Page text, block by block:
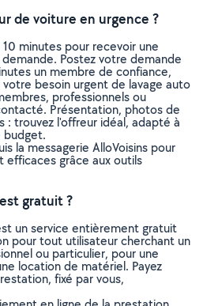
de voiture en urgence ?
minutes pour recevoir une
Postez votre demande
un membre de confiance,
besoin urgent de lavage auto
professionnels ou
Présentation, photos de
: trouvez l'offreur idéal, adapté à
la messagerie AlloVoisins pour
efficaces grâce aux outils
gratuit ?
un service entièrement gratuit
pour tout utilisateur cherchant un
ou particulier, pour une
location de matériel. Payez
fixé par vous,